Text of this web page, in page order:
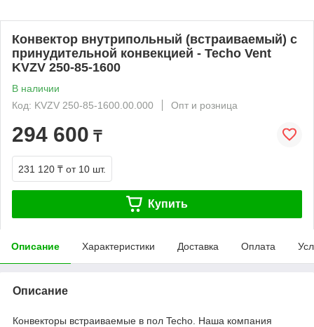
Конвектор внутрипольный (встраиваемый) с
принудительной конвекцией - Techo Vent
KVZV 250-85-1600
В наличии
Код: KVZV 250-85-1600.00.000
Опт и розница
294 600 ₸
231 120 ₸ от 10 шт.
Купить
Описание Характеристики Доставка Оплата
Описание
Конвекторы встраиваемые в пол Techo. Наша компания